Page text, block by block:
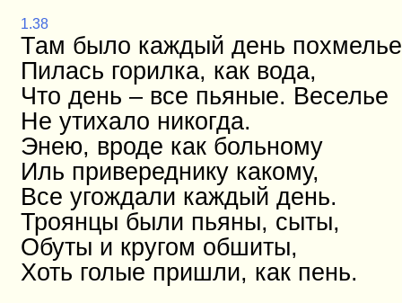
1.38
Там было каждый день
Пилась горилка, как вода,
Что день – все пьяные. Веселье
Не утихало никогда.
Энею, вроде как больному
Иль привереднику какому,
Все угождали каждый день.
Троянцы были пьяны, сыты,
Обуты и кругом обшиты,
Хоть голые пришли, как пень.